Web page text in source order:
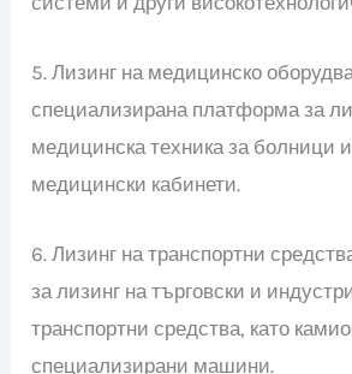
5. Лизинг на медицинско
специализирана платформа за
медицинска техника за болници
медицински кабинети.
6. Лизинг на транспортни
за лизинг на търговски и
транспортни средства, като
специализирани машини.